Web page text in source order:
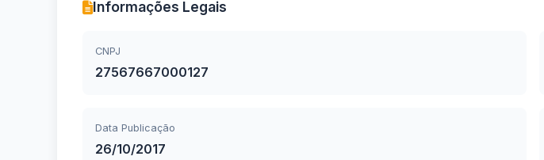
Informações Legais
CNPJ
27567667000127
Data Publicação
26/10/2017